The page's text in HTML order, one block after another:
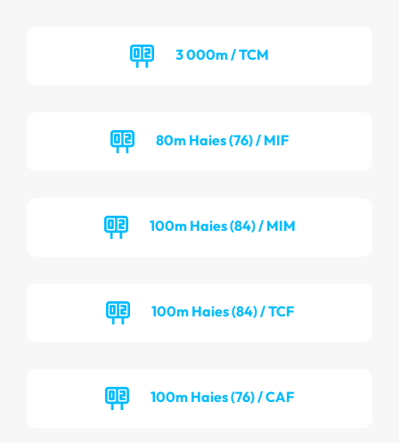
3 000m / TCM
80m Haies (76) / MIF
100m Haies (84) / MIM
100m Haies (84) / TCF
100m Haies (76) / CAF